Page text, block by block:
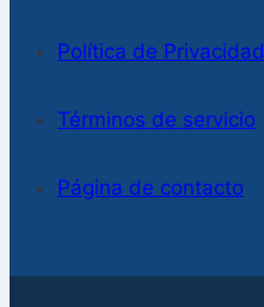
Política de Privacidad
Términos de servicio
Página de contacto